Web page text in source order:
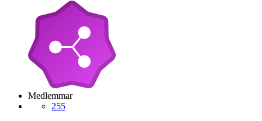
Medlemmar
255